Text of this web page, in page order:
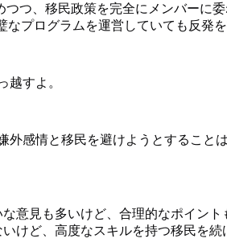
つ、移民政策を完全にメンバーに
プログラムを運営していても反発を
越すよ。
感情と移民を避けようとするこ
意見も多いけど、合理的なポイン
けど、高度なスキルを持つ移民を